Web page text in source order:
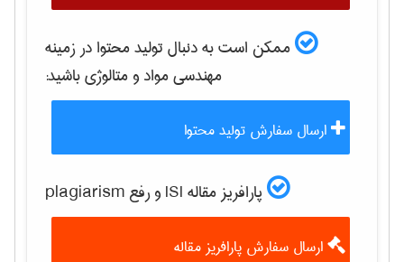
ممکن است به دنبال تولید محتوا در زمینه
مهندسی مواد و متالوژیباشید:
ارسال سفارش تولید محتوا
پارافریز مقاله ISI و رفع plagiarism
ارسال سفارش پارافریز مقاله